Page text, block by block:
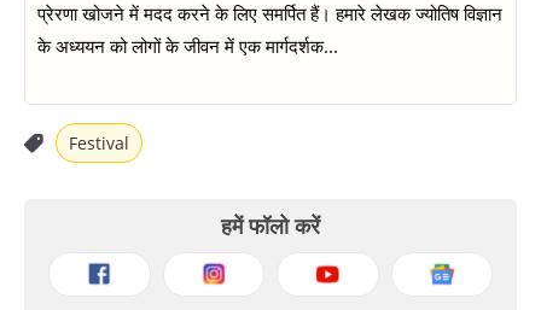
प्रेरणा खोजने में मदद करने के लिए समर्पित हैं। हमारे लेखक ज्योतिष विज्ञान
के अध्ययन को लोगों के जीवन में एक मार्गदर्शक...
Festival
हमें फॉलो करें